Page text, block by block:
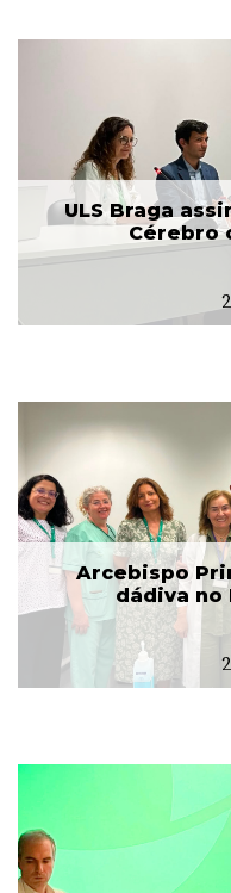
ULS Braga
Cérebro
Arcebispo
dádiva no